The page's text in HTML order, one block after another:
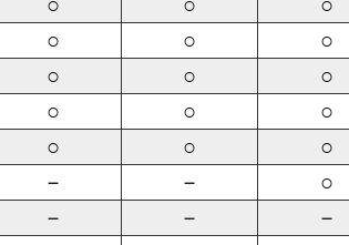
○ ○ ○
○ ○ ○
○ ○ ○
○ ○ ○
－ － ○
－ － －